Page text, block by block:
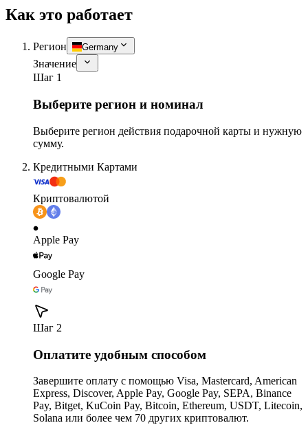
Как это работает
Регион Germany
Значение
Шаг 1
Выберите регион и номинал
Выберите регион действия подарочной карты и нужную
сумму.
Кредитными Картами
Криптовалютой
Apple Pay
Google Pay
Шаг 2
Оплатите удобным способом
Завершите оплату с помощью Visa, Mastercard, American
Express, Discover, Apple Pay, Google Pay, SEPA, Binance
Pay, Bitget, KuCoin Pay, Bitcoin, Ethereum, USDT, Litecoin,
Solana или более чем 70 других криптовалют.